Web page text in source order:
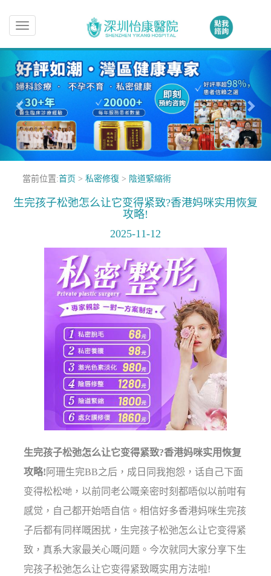
Toggle
navigation
當前位置:首页 > 私密修復 > 陰道緊縮術
生完孩子松弛怎么让它变得紧致?香港妈咪实用恢复
攻略!
2025-11-12
生完孩子松弛怎么让它变得紧致?香港妈咪实用恢复
攻略! 阿珊生完BB之后，成日同我抱怨，话自己下面
变得松松哋，以前同老公嘅亲密时刻都唔似以前咁有
感觉，自己都开始唔自信。相信好多香港妈咪生完孩
子后都有同样嘅困扰，生完孩子松弛怎么让它变得紧
致，真系大家最关心嘅问题。今次就同大家分享下生
完孩子松弛怎么让它变得紧致嘅实用方法啦!